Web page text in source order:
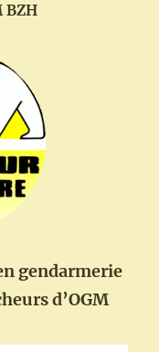
BZH
gendarmerie
d’OGM